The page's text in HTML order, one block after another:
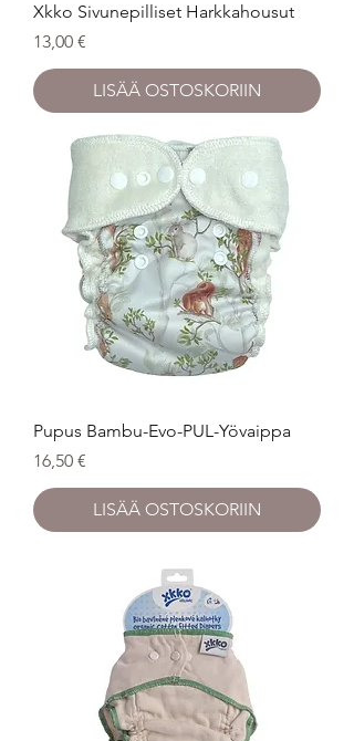
Xkko Sivunepilliset Harkkahousut
Hinta
13,00 €
LISÄÄ OSTOSKORIIN
Pupus Bambu-Evo-PUL-Yövaippa
Hinta
16,50 €
LISÄÄ OSTOSKORIIN